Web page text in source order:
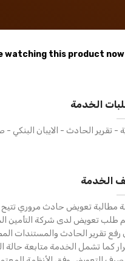
جهات متعددة
تقرير فني فوري
500,00ر.س
watching this product now!
الخدمة
- تقرير الحادث - الايبان
الخدمة
مطالبة تعويض حادث مروري تتيح
طلب تعويض لدى شركة التأمين
رفع تقرير الحادث والمستندات
كما تشمل الخدمة متابعة حالة